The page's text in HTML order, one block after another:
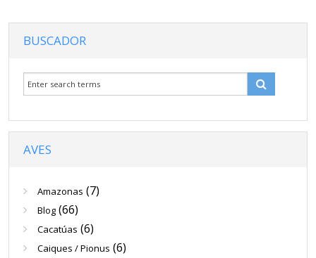
BUSCADOR
AVES
Amazonas (7)
Blog (66)
Cacatúas (6)
Caiques / Pionus (6)